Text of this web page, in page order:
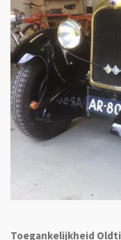
Toegankelijkheid